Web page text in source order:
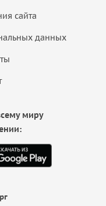
сайта
данных
миру